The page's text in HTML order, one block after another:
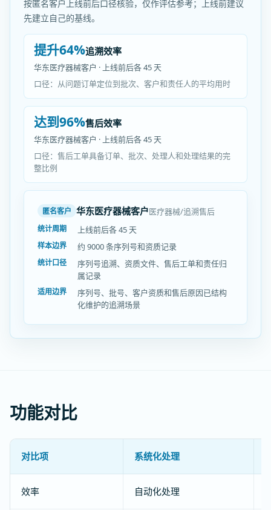
按匿名客户上线前后口径核验，仅作评估参考；上线前建议
先建立自己的基线。
提升64%追溯效率
华东医疗器械客户 · 上线前后各 45 天
口径：从问题订单定位到批次、客户和责任人的平均用时
达到96%售后效率
华东医疗器械客户 · 上线前后各 45 天
口径：售后工单具备订单、批次、处理人和处理结果的完
整比例
匿名客户 华东医疗器械客户医疗器械/追溯售后
统计周期 上线前后各 45 天
样本边界 约 9000 条序列号和资质记录
统计口径
序列号追溯、资质文件、售后工单和责任归
属记录
适用边界
序列号、批号、客户资质和售后原因已结构
化维护的追溯场景
功能对比
对比项 系统化处理
效率 自动化处理